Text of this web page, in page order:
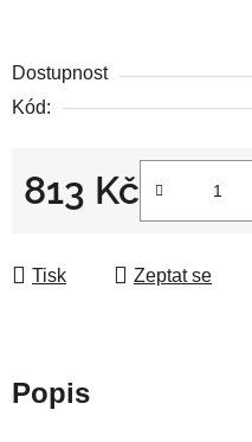
Dostupnost
Kód:
813 Kč
Tisk Zeptat se
Popis